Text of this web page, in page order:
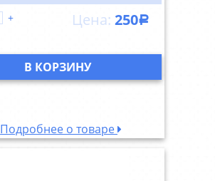
250Р
+
В КОРЗИНУ
Подробнее о товаре